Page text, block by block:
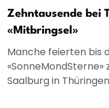
Zehntausende bei
«Mitbringsel»
Manche feierten bis
Saalburg in